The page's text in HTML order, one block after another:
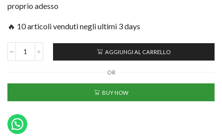
proprio adesso
🔥 10 articoli venduti negli ultimi 3 days
AGGIUNGI AL CARRELLO
OR
BUY NOW